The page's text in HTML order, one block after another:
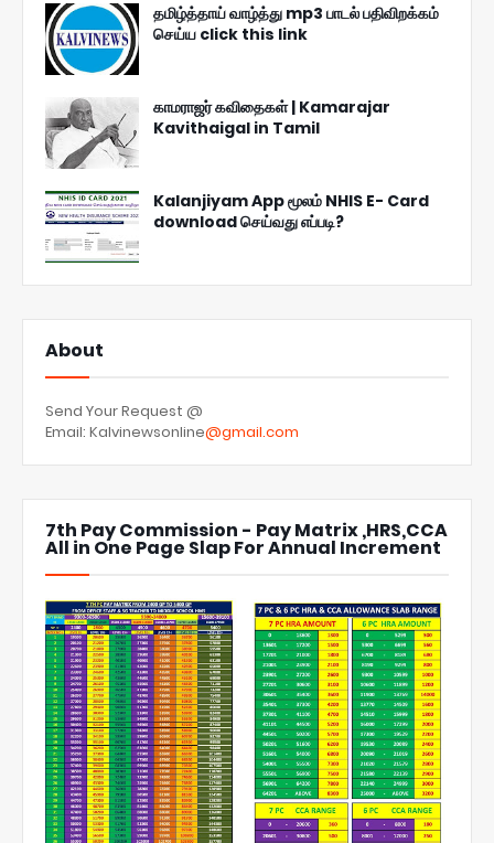
தமிழ்த்தாய் வாழ்த்து mp3 பாடல் பதிவிறக்கம்
செய்ய click this link
காமராஜர் கவிதைகள் | Kamarajar
Kavithaigal in Tamil
Kalanjiyam App மூலம் NHIS E- Card
download செய்வது எப்படி?
About
Send Your Request @
Email: Kalvinewsonline@gmail.com
7th Pay Commission - Pay Matrix ,HRS,CCA
All in One Page Slap For Annual Increment